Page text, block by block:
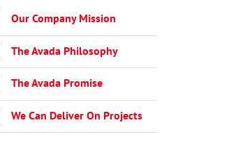
Our Company Mission
The Avada Philosophy
The Avada Promise
We Can Deliver On Projects